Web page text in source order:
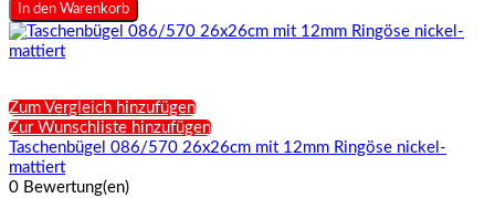
In den Warenkorb
Zum Vergleich hinzufügen
Zur Wunschliste hinzufügen
Taschenbügel 086/570 26x26cm mit 12mm Ringöse nickel-
mattiert
0 Bewertung(en)